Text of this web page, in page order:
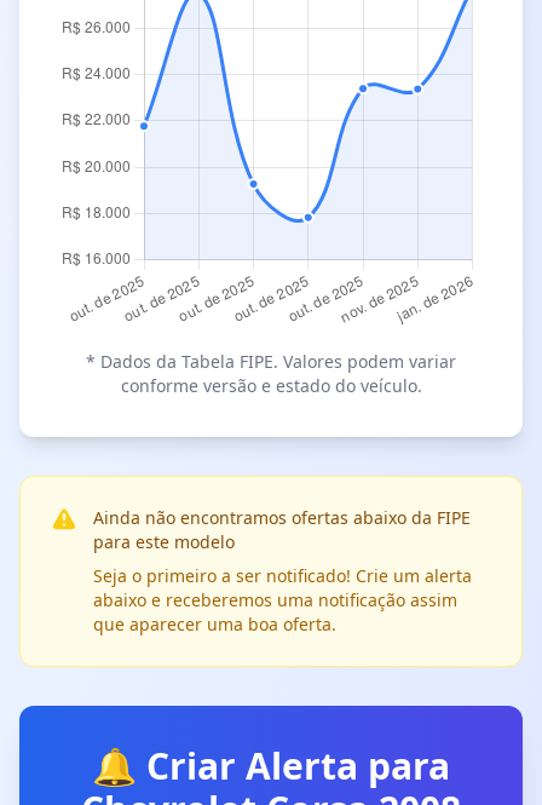
* Dados da Tabela FIPE. Valores podem variar
conforme versão e estado do veículo.
Ainda não encontramos ofertas abaixo da FIPE
para este modelo
Seja o primeiro a ser notificado! Crie um alerta
abaixo e receberemos uma notificação assim
que aparecer uma boa oferta.
🔔 Criar Alerta para